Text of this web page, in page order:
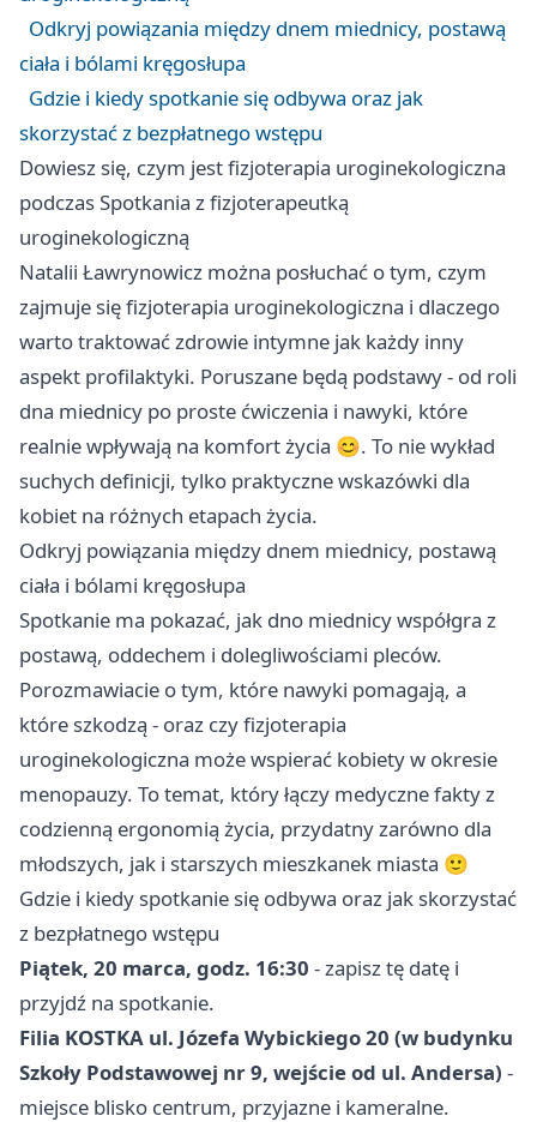
Odkryj powiązania między dnem miednicy, postawą
ciała i bólami kręgosłupa
Gdzie i kiedy spotkanie się odbywa oraz jak
skorzystać z bezpłatnego wstępu
Dowiesz się, czym jest fizjoterapia uroginekologiczna
podczas Spotkania z fizjoterapeutką
uroginekologiczną
Natalii Ławrynowicz można posłuchać o tym, czym
zajmuje się fizjoterapia uroginekologiczna i dlaczego
warto traktować zdrowie intymne jak każdy inny
aspekt profilaktyki. Poruszane będą podstawy - od roli
dna miednicy po proste ćwiczenia i nawyki, które
realnie wpływają na komfort życia 😊. To nie wykład
suchych definicji, tylko praktyczne wskazówki dla
kobiet na różnych etapach życia.
Odkryj powiązania między dnem miednicy, postawą
ciała i bólami kręgosłupa
Spotkanie ma pokazać, jak dno miednicy współgra z
postawą, oddechem i dolegliwościami pleców.
Porozmawiacie o tym, które nawyki pomagają, a
które szkodzą - oraz czy fizjoterapia
uroginekologiczna może wspierać kobiety w okresie
menopauzy. To temat, który łączy medyczne fakty z
codzienną ergonomią życia, przydatny zarówno dla
młodszych, jak i starszych mieszkanek miasta 🙂
Gdzie i kiedy spotkanie się odbywa oraz jak skorzystać
z bezpłatnego wstępu
Piątek, 20 marca, godz. 16:30 - zapisz tę datę i
przyjdź na spotkanie.
Filia KOSTKA ul. Józefa Wybickiego 20 (w budynku
Szkoły Podstawowej nr 9, wejście od ul. Andersa) -
miejsce blisko centrum, przyjazne i kameralne.